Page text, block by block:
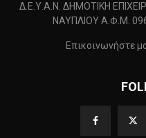
Δ.Ε.Υ.Α.Ν. ΔΗΜΟΤΙΚΗ
ΝΑΥΠΛΙΟΥ Α.Φ.Μ.
Επικοινωνήστε